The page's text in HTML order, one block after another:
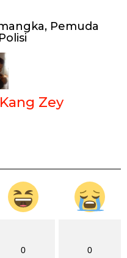
Pemuda
Kang Zey
0 0